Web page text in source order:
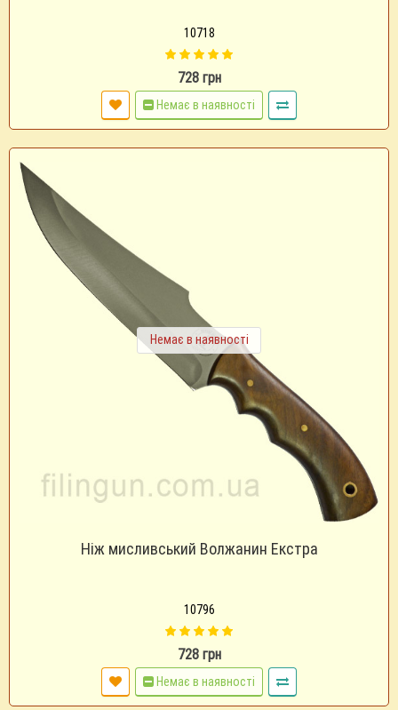
10718
728 грн
Немає в наявності
Немає в наявності
Ніж мисливський Волжанин Екстра
10796
728 грн
Немає в наявності